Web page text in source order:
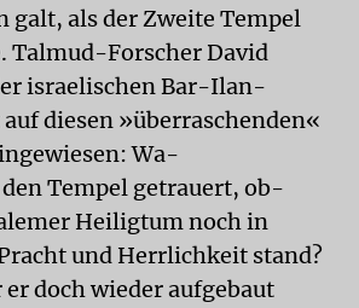
galt, als der Zweite Tempel
Talmud-Forscher David
israelischen Bar-Ilan-
diesen »überraschenden«
Wa-
Tempel getrauert, ob-
Heiligtum noch in
und Herrlichkeit stand?
doch wieder aufgebaut